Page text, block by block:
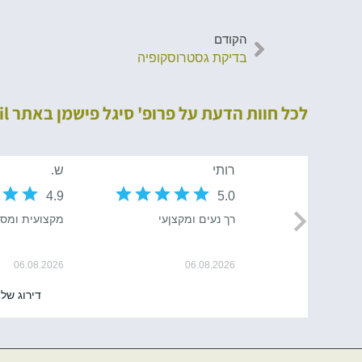
הקודם
בדיקת גסטרוסקופיה
לכל חוות הדעת על פרופ' סיגל פישמן באתר MedReviews.co.il